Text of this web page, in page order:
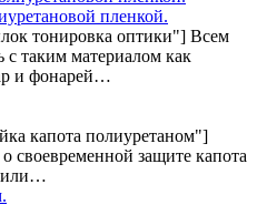
пленкой.
тонировка оптики"] Всем
с таким материалом как
и фонарей…
капота полиуретаном"]
своевременной защите капота
или…